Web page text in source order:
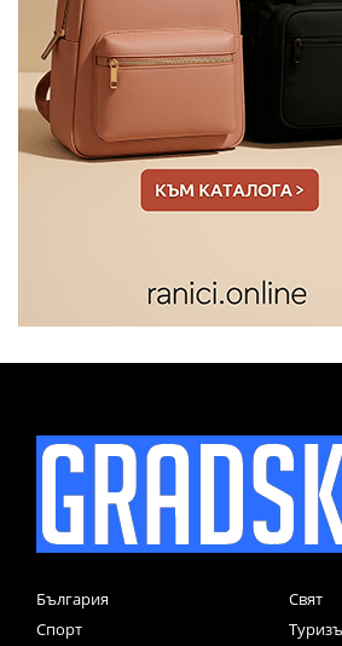
България
Свят
Спорт